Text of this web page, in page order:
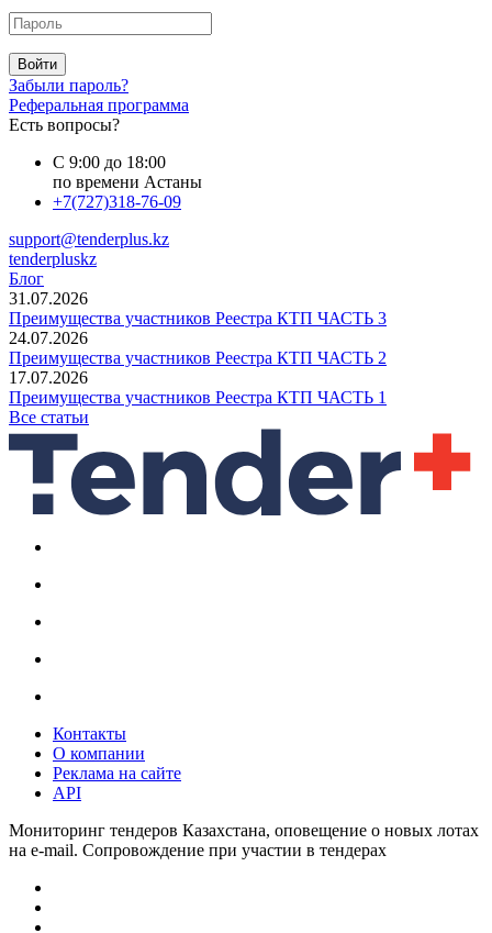
Войти
Забыли пароль?
Реферальная программа
Есть вопросы?
С 9:00 до 18:00
по времени Астаны
+7(727)318-76-09
support@tenderplus.kz
tenderpluskz
Блог
31.07.2026
Преимущества участников Реестра КТП ЧАСТЬ 3
24.07.2026
Преимущества участников Реестра КТП ЧАСТЬ 2
17.07.2026
Преимущества участников Реестра КТП ЧАСТЬ 1
Все статьи
Контакты
О компании
Реклама на сайте
API
Мониторинг тендеров Казахстана, оповещение о новых лотах
на e-mail. Сопровождение при участии в тендерах